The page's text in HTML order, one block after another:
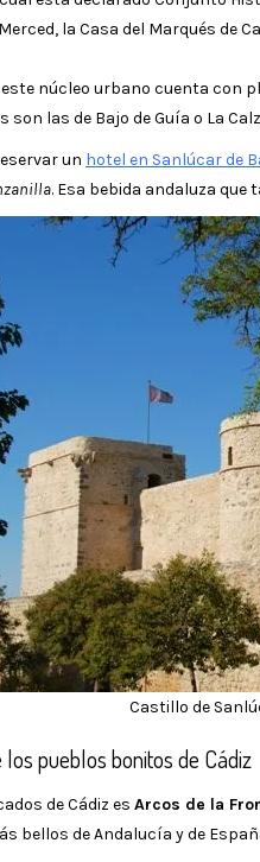
la Casa del Marqués de
este núcleo urbano cuenta
las de Bajo de Guía o La
un hotel en Sanlúcar de
. Esa bebida andaluza que
Castillo de
pueblos bonitos de Cádiz
de Cádiz es Arcos de la
bellos de Andalucía y de